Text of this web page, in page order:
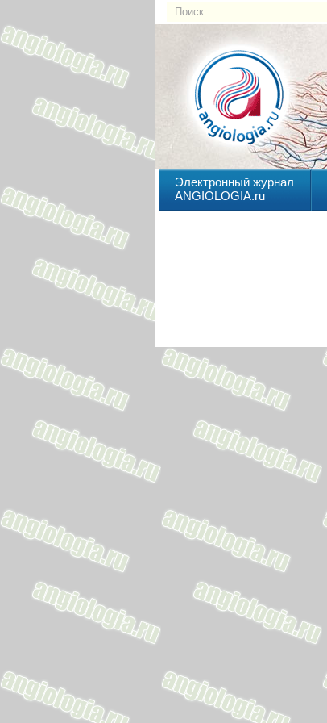
Электронный журнал
ANGIOLOGIA.ru